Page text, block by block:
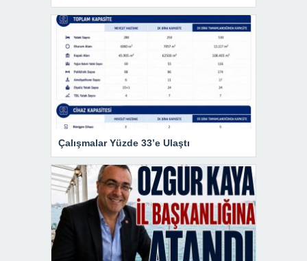
Çalışmalar Yüzde 33’e Ulaştı